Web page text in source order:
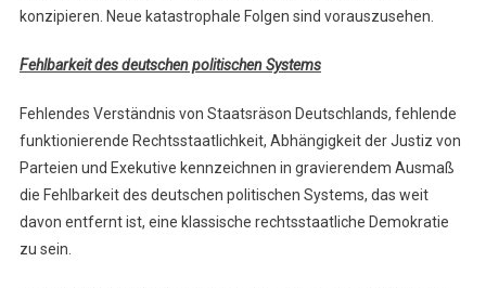
konzipieren. Neue katastrophale Folgen sind vorauszusehen.
Fehlbarkeit des deutschen politischen Systems
Fehlendes Verständnis von Staatsräson Deutschlands, fehlende
funktionierende Rechtsstaatlichkeit, Abhängigkeit der Justiz von
Parteien und Exekutive kennzeichnen in gravierendem Ausmaß
die Fehlbarkeit des deutschen politischen Systems, das weit
davon entfernt ist, eine klassische rechtsstaatliche Demokratie
zu sein.